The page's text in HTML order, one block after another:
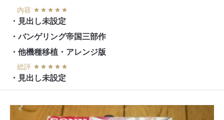
内容
・見出し未設定
・バンゲリング帝国三部作
・他機種移植・アレンジ版
総評
・見出し未設定